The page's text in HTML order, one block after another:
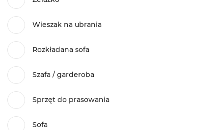
Wieszak na ubrania
Rozkładana sofa
Szafa / garderoba
Sprzęt do prasowania
Sofa